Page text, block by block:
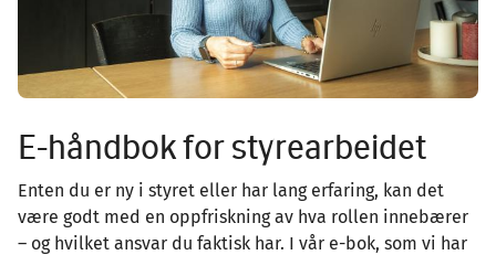
E-håndbok for styrearbeidet
Enten du er ny i styret eller har lang erfaring, kan det
være godt med en oppfriskning av hva rollen innebærer
– og hvilket ansvar du faktisk har. I vår e-bok, som vi har